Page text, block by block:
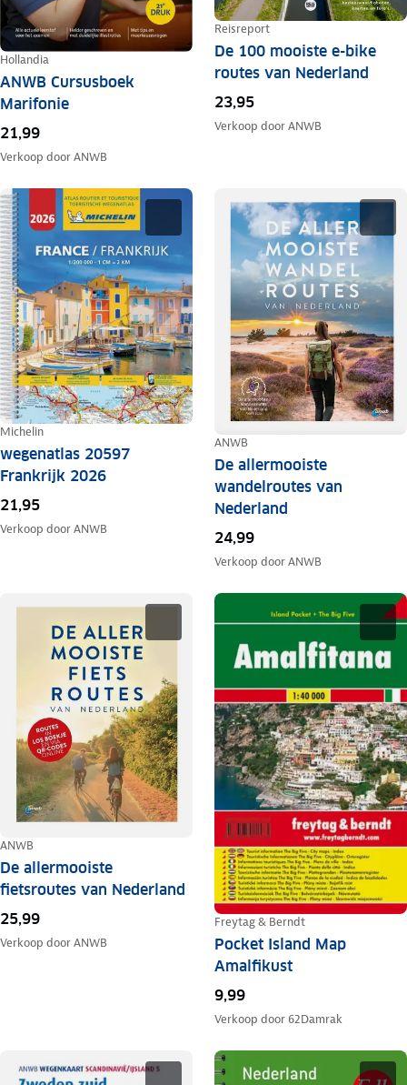
Hollandia
ANWB Cursusboek
Marifonie
21,99
Verkoop doorANWB
Reisreport
De 100 mooiste e-bike
routes van Nederland
23,95
Verkoop doorANWB
Michelin
wegenatlas 20597
Frankrijk 2026
21,95
Verkoop doorANWB
ANWB
De allermooiste
wandelroutes van
Nederland
24,99
Verkoop doorANWB
ANWB
De allermooiste
fietsroutes van Nederland
25,99
Verkoop doorANWB
Freytag & Berndt
Pocket Island Map
Amalfikust
9,99
Verkoop door 62Damrak